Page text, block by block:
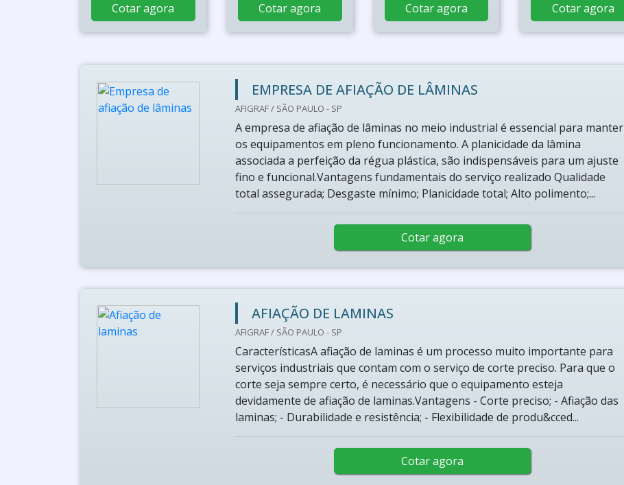
Cotar agora Cotar agora Cotar agora Cotar agora
EMPRESA DE AFIAÇÃO DE LÂMINAS
AFIGRAF / SÃO PAULO - SP
A empresa de afiação de lâminas no meio industrial é essencial para manter
os equipamentos em pleno funcionamento. A planicidade da lâmina
associada a perfeição da régua plástica, são indispensáveis para um ajuste
fino e funcional.Vantagens fundamentais do serviço realizado Qualidade
total assegurada; Desgaste mínimo; Planicidade total; Alto polimento;...
Cotar agora
AFIAÇÃO DE LAMINAS
AFIGRAF / SÃO PAULO - SP
CaracterísticasA afiação de laminas é um processo muito importante para
serviços industriais que contam com o serviço de corte preciso. Para que o
corte seja sempre certo, é necessário que o equipamento esteja
devidamente de afiação de laminas.Vantagens - Corte preciso; - Afiação das
laminas; - Durabilidade e resistência; - Flexibilidade de produ&cced...
Cotar agora